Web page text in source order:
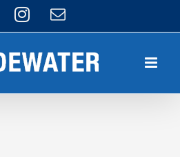
FacebookInstagram
E-
mail